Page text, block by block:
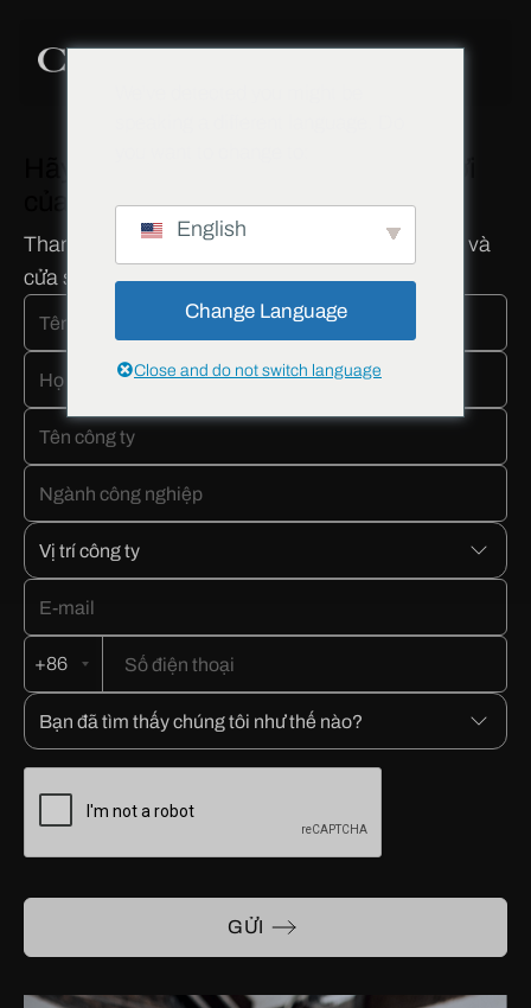
của bạn ngay hôm nay!
Tham gia cùng hơn 5.000 đối tác phân phối cửa và
cửa sổ.
+86
GỬI
English
Change Language
Close and do not switch language